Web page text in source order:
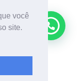
você
site.